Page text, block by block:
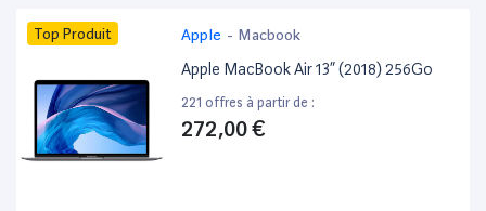
Top Produit Apple - Macbook
Apple MacBook Air 13” (2018) 256Go
221 offres à partir de :
272,00 €